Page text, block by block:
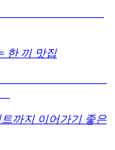
한 끼 맛집
까지 이어가기 좋은